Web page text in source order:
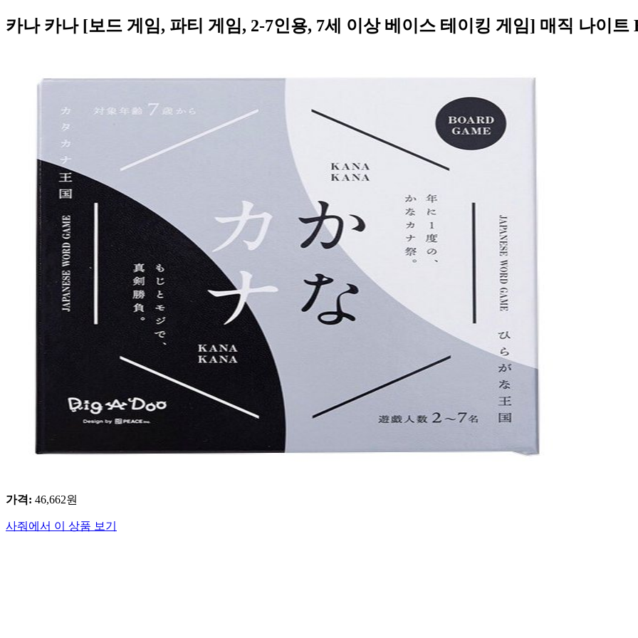
카나 카나 [보드 게임, 파티 게임, 2-7인용, 7세 이상 베이스 테이킹 게임] 매직 나이트
가격: 46,662원
사줘에서 이 상품 보기